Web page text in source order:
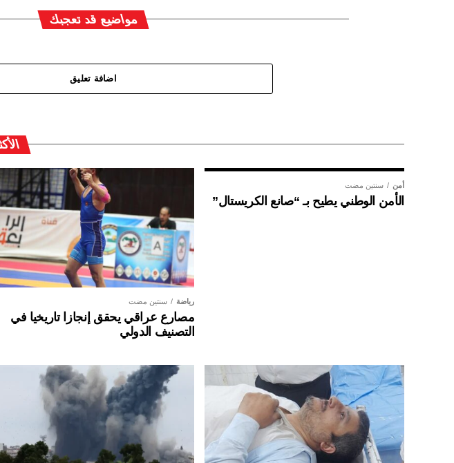
مواضيع قد تعجبك
اضافة تعليق
أمن سنتين مضت
الأمن الوطني يطيح بـ “صانع الكريستال”
رياضة سنتين مضت
مصارع عراقي يحقق إنجازا تاريخيا في
التصنيف الدولي